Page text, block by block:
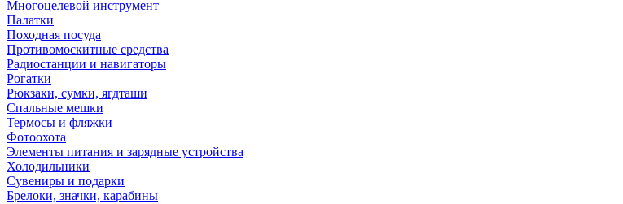
Многоцелевой инструмент
Палатки
Походная посуда
Противомоскитные средства
Радиостанции и навигаторы
Рогатки
Рюкзаки, сумки, ягдташи
Спальные мешки
Термосы и фляжки
Фотоохота
Элементы питания и зарядные устройства
Холодильники
Сувениры и подарки
Брелоки, значки, карабины